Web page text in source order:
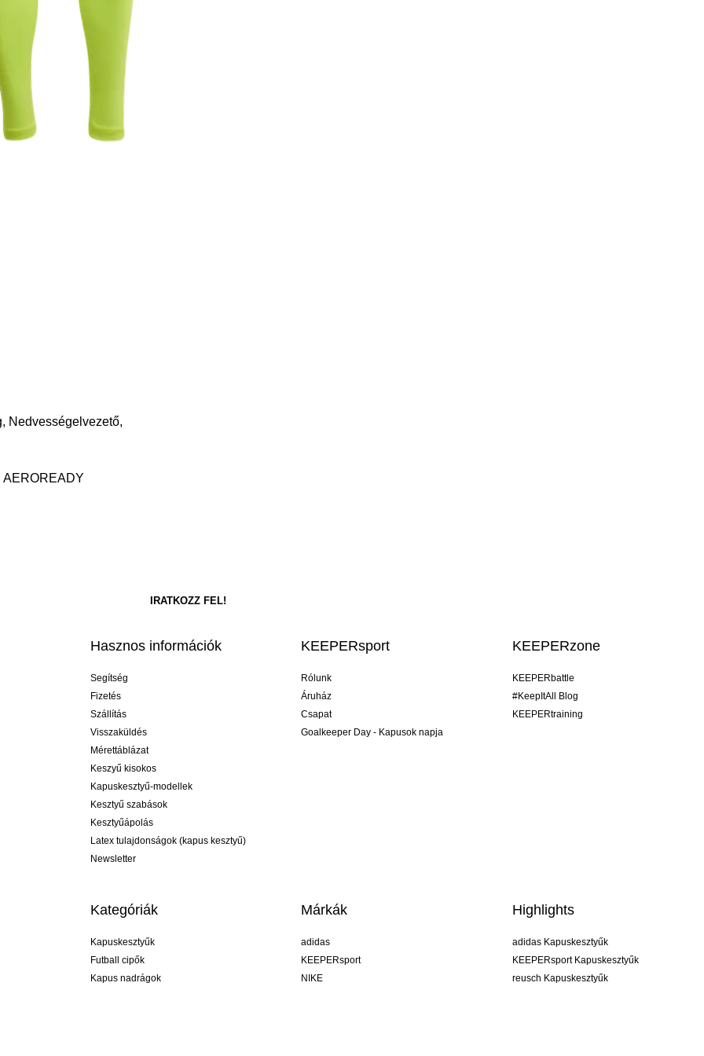
Nedvességelvezető,
AEROREADY
Hasznos információk
Segítség
Fizetés
Szállítás
Visszaküldés
Mérettáblázat
Keszyű kisokos
Kapuskesztyű-modellek
Kesztyű szabások
Kesztyűápolás
Latex tulajdonságok (kapus kesztyű)
Newsletter
KEEPERsport
Rólunk
Áruház
Csapat
Goalkeeper Day - Kapusok napja
KEEPERzone
KEEPERbattle
#KeepItAll Blog
KEEPERtraining
Kategóriák
Kapuskesztyűk
Futball cipők
Kapus nadrágok
Márkák
adidas
KEEPERsport
NIKE
Highlights
adidas Kapuskesztyűk
KEEPERsport Kapuskesztyűk
reusch Kapuskesztyűk